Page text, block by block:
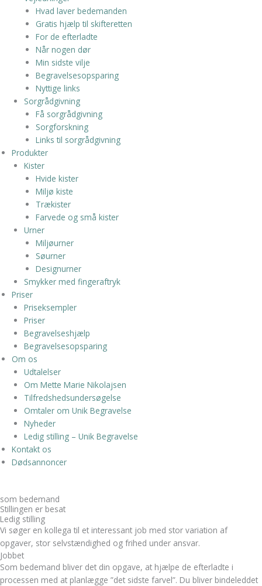
Hvad laver bedemanden
Gratis hjælp til skifteretten
For de efterladte
Når nogen dør
Min sidste vilje
Begravelsesopsparing
Nyttige links
Sorgrådgivning
Få sorgrådgivning
Sorgforskning
Links til sorgrådgivning
Produkter
Kister
Hvide kister
Miljø kiste
Trækister
Farvede og små kister
Urner
Miljøurner
Søurner
Designurner
Smykker med fingeraftryk
Priser
Priseksempler
Priser
Begravelseshjælp
Begravelsesopsparing
Om os
Udtalelser
Om Mette Marie Nikolajsen
Tilfredshedsundersøgelse
Omtaler om Unik Begravelse
Nyheder
Ledig stilling – Unik Begravelse
Kontakt os
Dødsannoncer
som bedemand
Stillingen er besat
Ledig stilling
Vi søger en kollega til et interessant job med stor variation af
opgaver, stor selvstændighed og frihed under ansvar.
Jobbet
Som bedemand bliver det din opgave, at hjælpe de efterladte i
processen med at planlægge ”det sidste farvel”. Du bliver bindeleddet